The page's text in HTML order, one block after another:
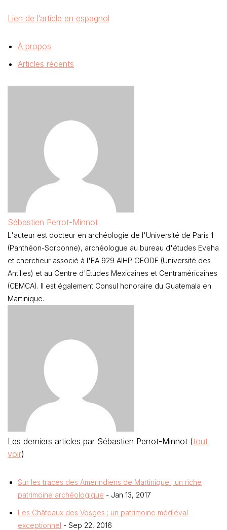
Lien de l’article en espagnol
À propos
Articles récents
Sébastien Perrot-Minnot
L'auteur est docteur en archéologie de l'Université de Paris 1
(Panthéon-Sorbonne), archéologue au bureau d'études Eveha
et chercheur associé à l'EA 929 AIHP GEODE (Université des
Antilles) et au Centre d'Etudes Mexicaines et Centraméricaines
(CEMCA). Il est également Consul honoraire du Guatemala en
Martinique.
Les derniers articles par Sébastien Perrot-Minnot (tout
voir)
Sur les traces des Amérindiens de Martinique ; un riche
patrimoine archéologique - Jan 13, 2017
Les Châteaux des Vosges ; un patrimoine médiéval
exceptionnel - Sep 22, 2016